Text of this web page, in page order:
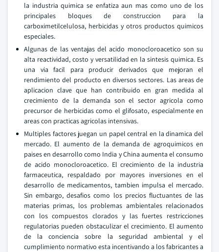
la industria quimica se enfatiza aun mas como uno de los
principales bloques de construccion para la
carboximetilcelulosa, herbicidas y otros productos quimicos
especiales.
Algunas de las ventajas del acido monocloroacetico son su
alta reactividad, costo y versatilidad en la sintesis quimica. Es
una via facil para producir derivados que mejoran el
rendimiento del producto en diversos sectores. Las areas de
aplicacion clave que han contribuido en gran medida al
crecimiento de la demanda son el sector agricola como
precursor de herbicidas como el glifosato, especialmente en
areas con practicas agricolas intensivas.
Multiples factores juegan un papel central en la dinamica del
mercado. El aumento de la demanda de agroquimicos en
paises en desarrollo como India y China aumenta el consumo
de acido monocloroacetico. El crecimiento de la industria
farmaceutica, respaldado por mayores inversiones en el
desarrollo de medicamentos, tambien impulsa el mercado.
Sin embargo, desafios como los precios fluctuantes de las
materias primas, los problemas ambientales relacionados
con los compuestos clorados y las fuertes restricciones
regulatorias pueden obstaculizar el crecimiento. El aumento
de la conciencia sobre la seguridad ambiental y el
cumplimiento normativo esta incentivando a los fabricantes a